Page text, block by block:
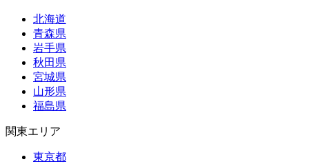
北海道
青森県
岩手県
秋田県
宮城県
山形県
福島県
関東エリア
東京都